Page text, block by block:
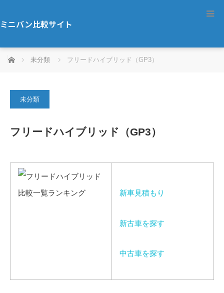
ミニバン比較サイト
ホーム 未分類 フリードハイブリッド（GP3）
未分類
フリードハイブリッド（GP3）
新車見積もり
新古車を探す
中古車を探す